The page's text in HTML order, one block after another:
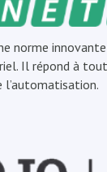
norme
Il répond à
l’automatisation.